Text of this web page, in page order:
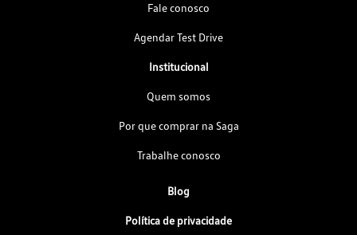
Fale conosco
Agendar Test Drive
Institucional
Quem somos
Por que comprar na Saga
Trabalhe conosco
Blog
Política de privacidade